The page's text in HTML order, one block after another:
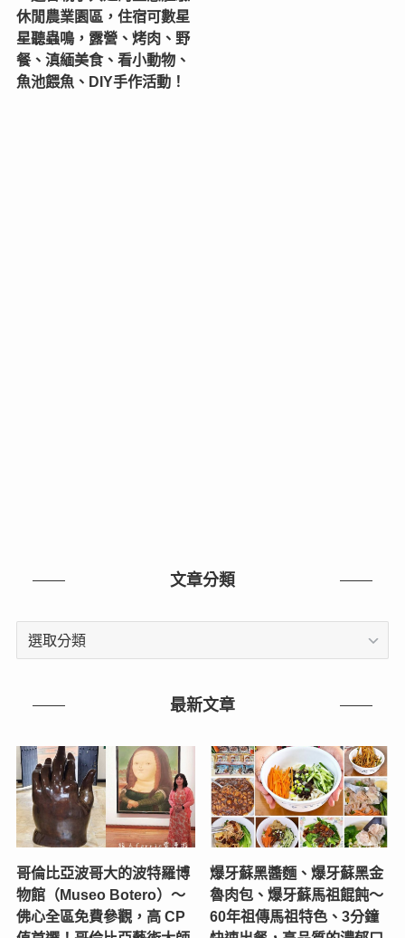
休閒農業園區，住宿可數星
星聽蟲鳴，露營、烤肉、野
餐、滇緬美食、看小動物、
魚池餵魚、DIY手作活動！
文章分類
文
最新文章
哥倫比亞波哥大的波特羅博
物館（Museo Botero）～
佛心全區免費參觀，高 CP
爆牙蘇黑醬麵、爆牙蘇黑金
魯肉包、爆牙蘇馬祖餛飩～
60年祖傳馬祖特色、3分鐘